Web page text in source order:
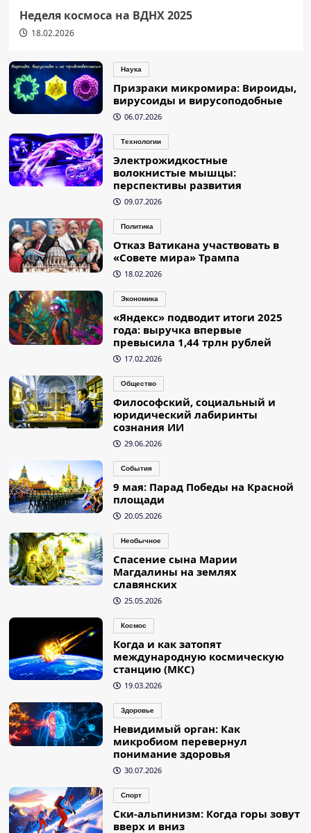
Неделя космоса на ВДНХ 2025
18.02.2026
Наука
Призраки микромира: Вироиды,
вирусоиды и вирусоподобные
06.07.2026
Технологии
Электрожидкостные
волокнистые мышцы:
перспективы развития
09.07.2026
Политика
Отказ Ватикана участвовать в
«Совете мира» Трампа
18.02.2026
Экономика
«Яндекс» подводит итоги 2025
года: выручка впервые
превысила 1,44 трлн рублей
17.02.2026
Общество
Философский, социальный и
юридический лабиринты
сознания ИИ
29.06.2026
События
9 мая: Парад Победы на Красной
площади
20.05.2026
Необычное
Спасение сына Марии
Магдалины на землях
славянских
25.05.2026
Космос
Когда и как затопят
международную космическую
станцию (МКС)
19.03.2026
Здоровье
Невидимый орган: Как
микробиом перевернул
понимание здоровья
30.07.2026
Спорт
Ски-альпинизм: Когда горы зовут
вверх и вниз